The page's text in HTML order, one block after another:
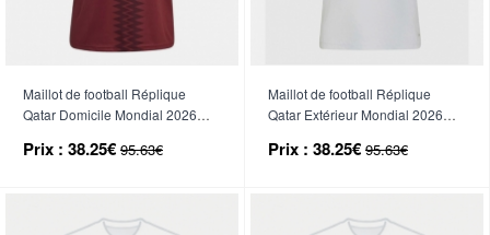
Maillot de football Réplique
Qatar Domicile Mondial 2026
Prix : 38.25€ 95.63€
Maillot de football Réplique
Qatar Extérieur Mondial 2026
Prix : 38.25€ 95.63€